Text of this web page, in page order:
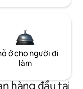
ở cho người đi
làm
hàng đầu tại